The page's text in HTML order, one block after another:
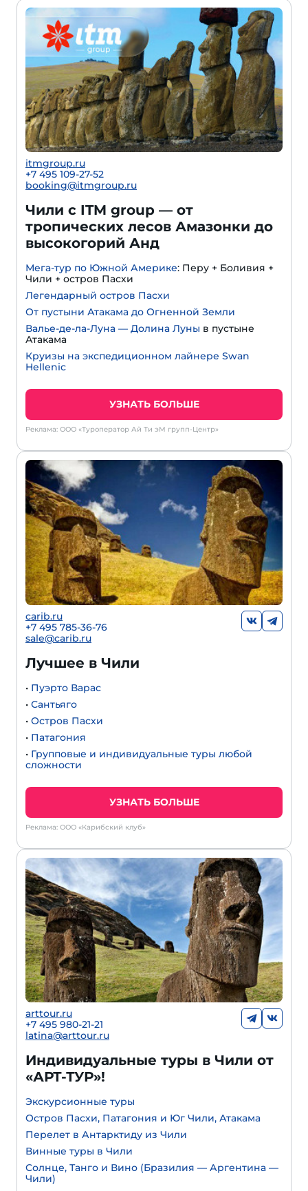
itmgroup.ru
+7 495 109-27-52
booking@itmgroup.ru
Чили с ITM group — от
тропических лесов Амазонки до
высокогорий Анд
Мега-тур по Южной Америке: Перу + Боливия +
Чили + остров Пасхи
Легендарный остров Пасхи
От пустыни Атакама до Огненной Земли
Валье-де-ла-Луна — Долина Луны в пустыне
Атакама
Круизы на экспедиционном лайнере Swan
Hellenic
УЗНАТЬ БОЛЬШЕ
Реклама: ООО «Туроператор Ай Ти эМ групп-Центр»
carib.ru
+7 495 785-36-76
sale@carib.ru
Лучшее в Чили
• Пуэрто Варас
• Сантьяго
• Остров Пасхи
• Патагония
• Групповые и индивидуальные туры любой
сложности
УЗНАТЬ БОЛЬШЕ
Реклама: ООО «Карибский клуб»
arttour.ru
+7 495 980-21-21
latina@arttour.ru
Индивидуальные туры в Чили от
«АРТ-ТУР»!
Экскурсионные туры
Остров Пасхи, Патагония и Юг Чили, Атакама
Перелет в Антарктиду из Чили
Винные туры в Чили
Солнце, Танго и Вино (Бразилия — Аргентина —
Чили)